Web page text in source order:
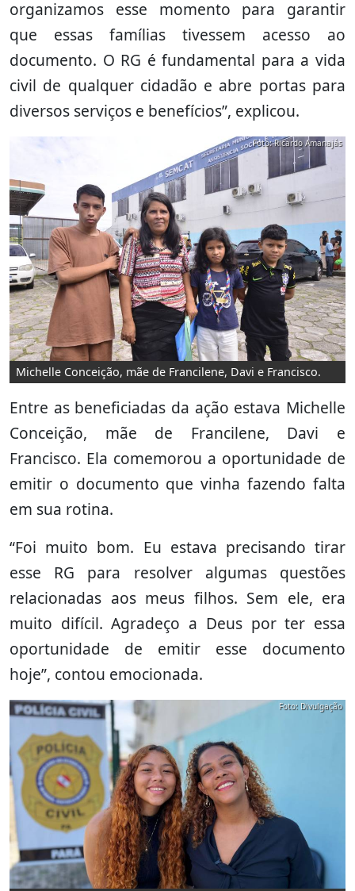
organizamos esse momento para garantir
que essas famílias tivessem acesso ao
documento. O RG é fundamental para a vida
civil de qualquer cidadão e abre portas para
diversos serviços e benefícios”, explicou.
Michelle Conceição, mãe de Francilene, Davi e Francisco.
Foto: Ricardo Amanajás
Entre as beneficiadas da ação estava Michelle
Conceição, mãe de Francilene, Davi e
Francisco. Ela comemorou a oportunidade de
emitir o documento que vinha fazendo falta
em sua rotina.
“Foi muito bom. Eu estava precisando tirar
esse RG para resolver algumas questões
relacionadas aos meus filhos. Sem ele, era
muito difícil. Agradeço a Deus por ter essa
oportunidade de emitir esse documento
hoje”, contou emocionada.
Foto: Divulgação